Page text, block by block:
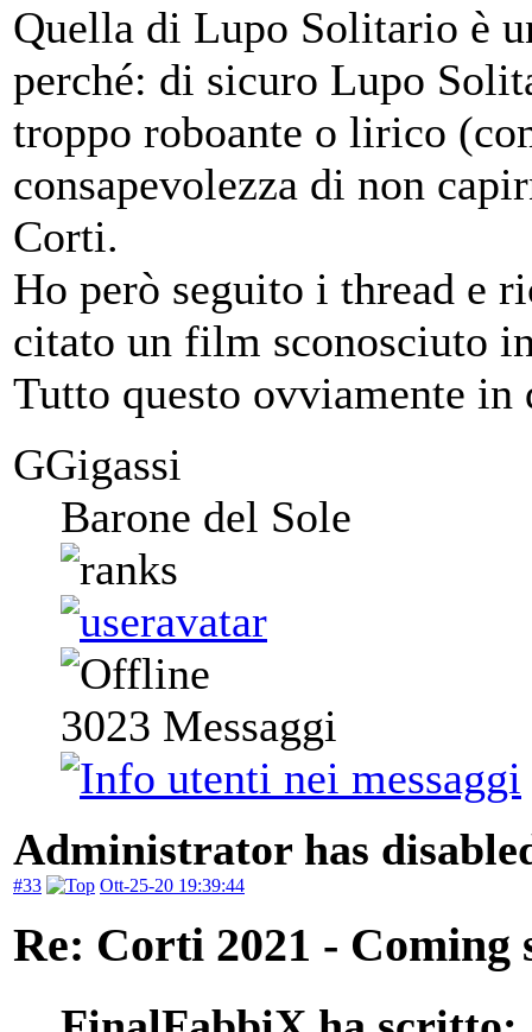
Quella di Lupo Solitario è
perché: di sicuro Lupo
troppo roboante o lirico
consapevolezza di non
Corti.
Ho però seguito i thread e
citato un film sconosciuto
Tutto questo ovviamente
GGigassi
Barone del Sole
3023 Messaggi
Administrator has
#33 Ott-25-20 19:39:44
Re: Corti 2021 - Coming